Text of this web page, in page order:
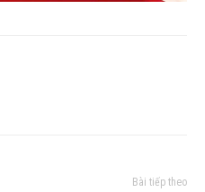
Bài tiếp theo